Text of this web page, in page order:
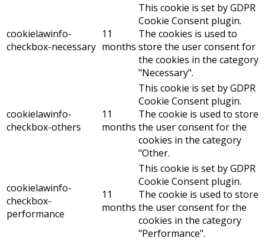
cookielawinfo-
checkbox-necessary
11
months
This cookie is set by GDPR
Cookie Consent plugin.
The cookies is used to
store the user consent for
the cookies in the category
"Necessary".
cookielawinfo-
checkbox-others
11
months
This cookie is set by GDPR
Cookie Consent plugin.
The cookie is used to store
the user consent for the
cookies in the category
"Other.
cookielawinfo-
checkbox-
performance
11
months
This cookie is set by GDPR
Cookie Consent plugin.
The cookie is used to store
the user consent for the
cookies in the category
"Performance".